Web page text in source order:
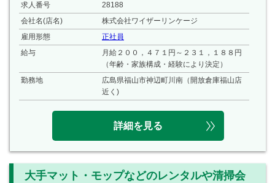
求人番号
28188
会社名(店名)
株式会社ワイザーリンケージ
雇用形態
正社員
給与
月給２００，４７１円～２３１，１８８円
（年齢・家族構成・経験により決定）
勤務地
広島県福山市神辺町川南（開放倉庫福山店
近く)
詳細を見る
大手マット・モップなどのレンタルや清掃会